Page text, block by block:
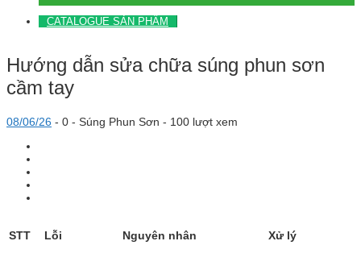
CATALOGUE SẢN PHẨM
Hướng dẫn sửa chữa súng phun sơn
cầm tay
08/06/26 - 0 - Súng Phun Sơn - 100 lượt xem
STT Lỗi Nguyên nhân Xử lý